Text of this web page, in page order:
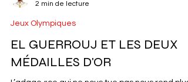
Brahim Al Maghribi
2 min de lecture